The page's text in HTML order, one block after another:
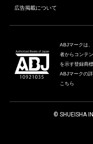
広告掲載について
ABJマークは
者からコンテ
を示す登録商
ABJマークの
こちら
© SHUEISHA